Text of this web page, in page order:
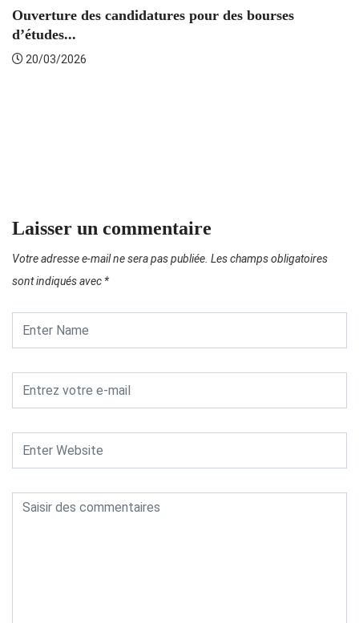
Ouverture des candidatures pour des bourses
d’études...
20/03/2026
Laisser un commentaire
Votre adresse e-mail ne sera pas publiée. Les champs obligatoires
sont indiqués avec *